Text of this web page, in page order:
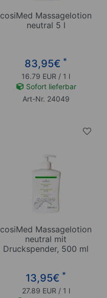
cosiMed Massagelotion
neutral 5 l
83,95€ *
16.79 EUR / 1 l
Sofort lieferbar
Art-Nr. 24049
cosiMed Massagelotion
neutral mit
Druckspender, 500 ml
13,95€ *
27.89 EUR / 1 l